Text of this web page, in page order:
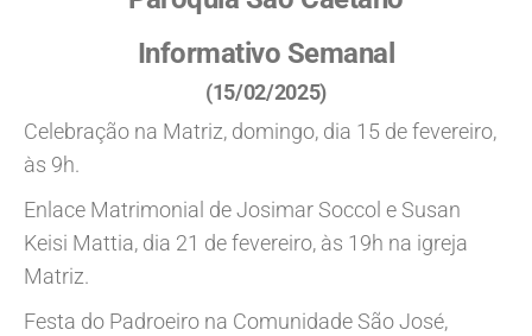
Informativo Semanal
(15/02/2025)
Celebração na Matriz, domingo, dia 15 de fevereiro,
às 9h.
Enlace Matrimonial de Josimar Soccol e Susan
Keisi Mattia, dia 21 de fevereiro, às 19h na igreja
Matriz.
Festa do Padroeiro na Comunidade São José,